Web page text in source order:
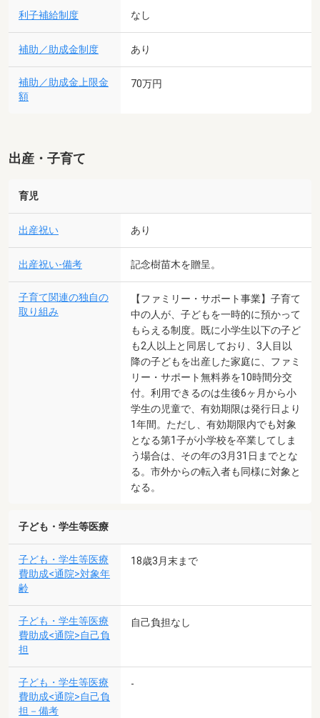
利子補給制度 なし
補助／助成金制度 あり
補助／助成金上限金
額
70万円
出産・子育て
育児
出産祝い あり
出産祝い-備考 記念樹苗木を贈呈。
子育て関連の独自の
取り組み
【ファミリー・サポート事業】子育て
中の人が、子どもを一時的に預かって
もらえる制度。既に小学生以下の子ど
も2人以上と同居しており、3人目以
降の子どもを出産した家庭に、ファミ
リー・サポート無料券を10時間分交
付。利用できるのは生後6ヶ月から小
学生の児童で、有効期限は発行日より
1年間。ただし、有効期限内でも対象
となる第1子が小学校を卒業してしま
う場合は、その年の3月31日までとな
る。市外からの転入者も同様に対象と
なる。
子ども・学生等医療
子ども・学生等医療
費助成<通院>対象年
齢
18歳3月末まで
子ども・学生等医療
費助成<通院>自己負
担
自己負担なし
子ども・学生等医療
費助成<通院>自己負
担－備考
-